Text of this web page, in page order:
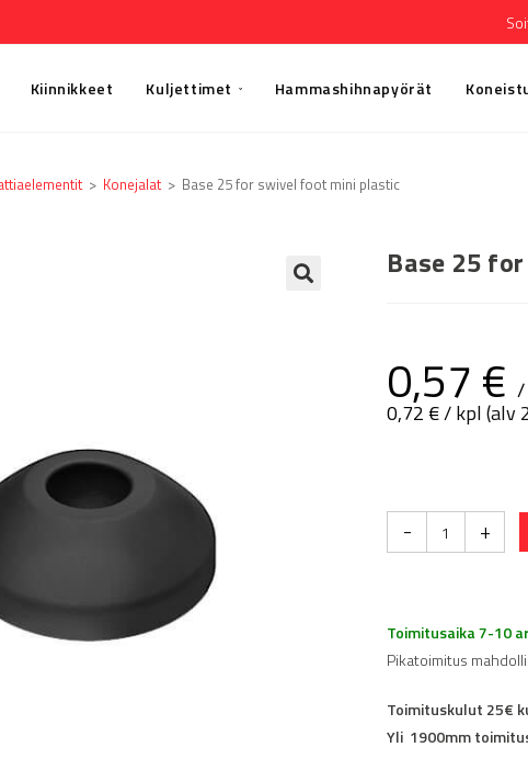
Kiinnikkeet Kuljettimet Hammashihnapyörät
> Konejalat > Base 25 for swivel foot mini plastic
Base 25
0,57€ /
0,72 €/ kpl (alv
- +
Toimitusaika 7-10
Pikatoimitus
Toimituskulut 25€
Yli 1900mm